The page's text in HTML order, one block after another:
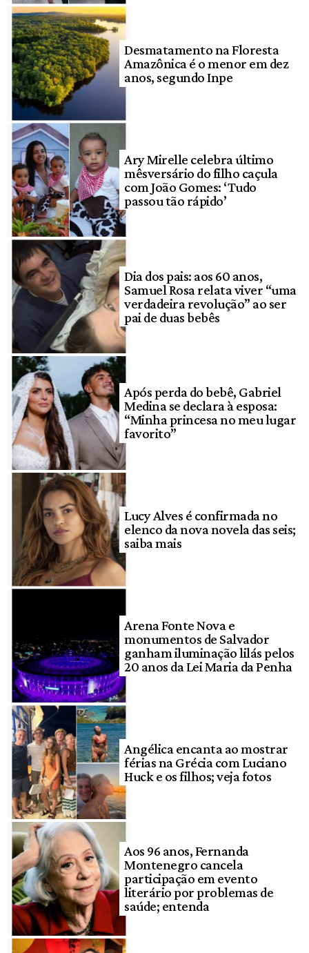
Desmatamento na Floresta
Amazônica é o menor em dez
anos, segundo Inpe
Ary Mirelle celebra último
mêsversário do filho caçula
com João Gomes: ‘Tudo
passou tão rápido’
Dia dos pais: aos 60 anos,
Samuel Rosa relata viver “uma
verdadeira revolução” ao ser
pai de duas bebês
Após perda do bebê, Gabriel
Medina se declara à esposa:
“Minha princesa no meu lugar
favorito”
Lucy Alves é confirmada no
elenco da nova novela das seis;
saiba mais
Arena Fonte Nova e
monumentos de Salvador
ganham iluminação lilás pelos
20 anos da Lei Maria da Penha
Angélica encanta ao mostrar
férias na Grécia com Luciano
Huck e os filhos; veja fotos
Aos 96 anos, Fernanda
Montenegro cancela
participação em evento
literário por problemas de
saúde; entenda